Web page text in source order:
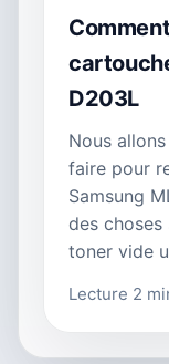
D203L
Nous
faire pour
Samsung
des
toner vide
Lecture 2